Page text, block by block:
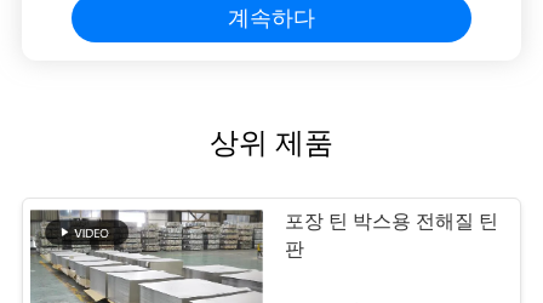
계속하다
상위 제품
포장 틴 박스용 전해질 틴
판